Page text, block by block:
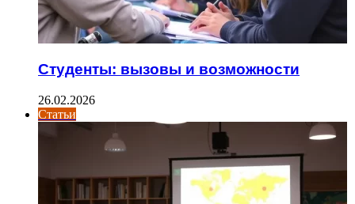
Студенты: вызовы и возможности
26.02.2026
Статьи